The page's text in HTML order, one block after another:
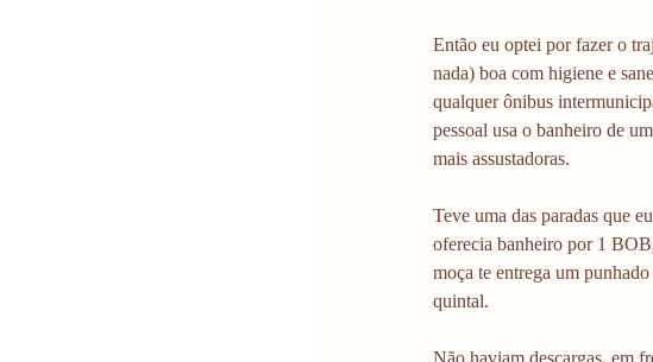
Então eu optei por fazer o
nada) boa com higiene e
qualquer ônibus
pessoal usa o banheiro de
mais assustadoras.
Teve uma das paradas que
oferecia banheiro por 1
moça te entrega um
quintal.
Não haviam descargas, em